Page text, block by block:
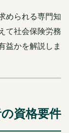
められる専門知
て社会保険労務
益かを解説しま
資格要件